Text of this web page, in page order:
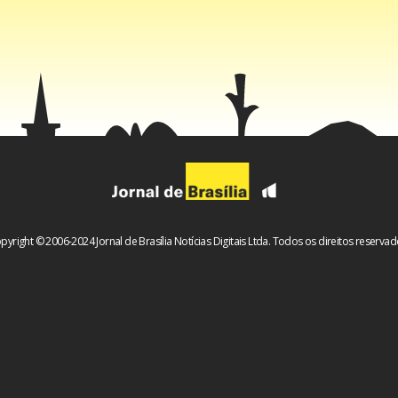
© 2006-2024 Jornal de Brasília Notícias Digitais Ltda. Todos os direitos